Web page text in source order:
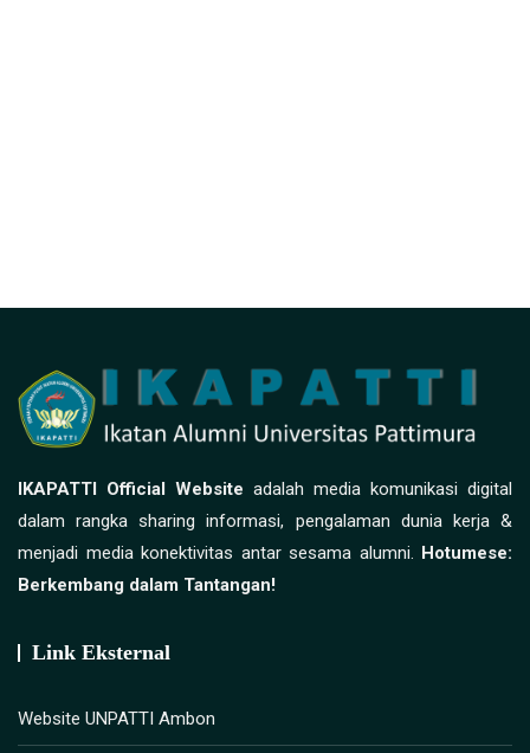
IKAPATTI Official Website adalah media komunikasi digital
dalam rangka sharing informasi, pengalaman dunia kerja &
menjadi media konektivitas antar sesama alumni. Hotumese:
Berkembang dalam Tantangan!
Link Eksternal
Website UNPATTI Ambon